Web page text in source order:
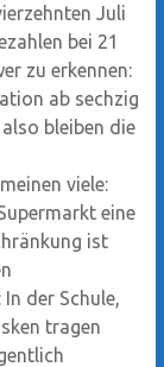
Juli
bei 21
zu erkennen:
ab sechzig
bleiben die
viele:
eine
ist
der Schule,
tragen